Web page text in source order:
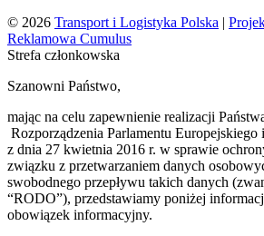
© 2026 Transport i Logistyka Polska |
Reklamowa Cumulus
Strefa członkowska
Szanowni Państwo,
mając na celu zapewnienie realizacji
Rozporządzenia Parlamentu
z dnia 27 kwietnia 2016 r. w sprawie
związku z przetwarzaniem danych
swobodnego przepływu takich danych
“RODO”), przedstawiamy poniżej
obowiązek informacyjny.